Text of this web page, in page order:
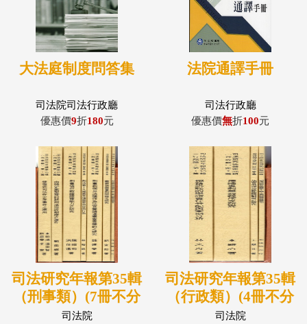
大法庭制度問答集
司法院司法行政廳
優惠價9折180元
法院通譯手冊
司法行政廳
優惠價無折100元
司法研究年報第35輯
（刑事類）(7冊不分
售)
司法院
司法研究年報第35輯
（行政類）(4冊不分
售)
司法院